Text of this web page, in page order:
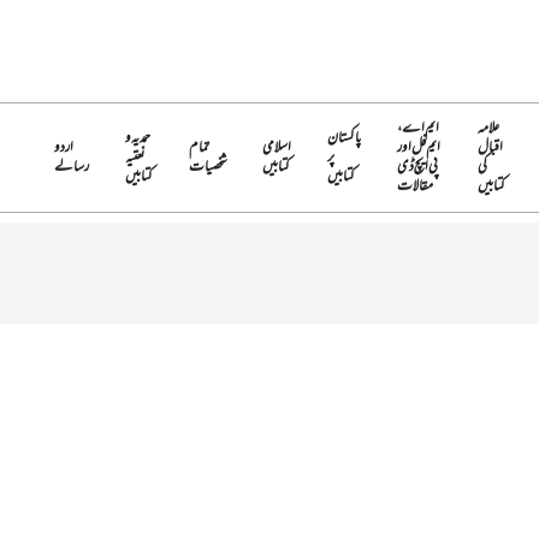
علامہ
اقبال
کی
کتابیں
ایم اے،
ایم فل اور
پی ایچ ڈی
مقالات
پاکستان
پر
کتابیں
اسلامی
کتابیں
تمام
شخصیات
حمدیہ و
نعتیہ
کتابیں
اردو
رسالے